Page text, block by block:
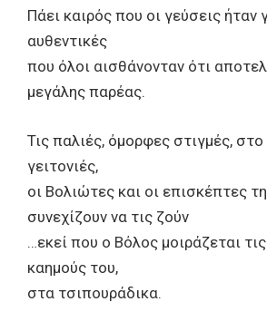
Πάει καιρός που οι γεύσεις ήταν
αυθεντικές
που όλοι αισθάνονταν ότι
μεγάλης παρέας.
Τις παλιές, όμορφες στιγμές, στο
γειτονιές,
οι Βολιώτες και οι επισκέπτες
συνεχίζουν να τις ζούν
…εκεί που ο Βόλος μοιράζεται
καημούς του,
στα τσιπουράδικα.